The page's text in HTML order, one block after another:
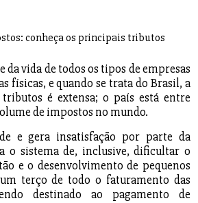
vida de todos os tipos de empresas
físicas, e quando se trata do Brasil, a
é extensa; o país está entre
de impostos no mundo.
e gera insatisfação por parte da
o sistema de, inclusive, dificultar o
e o desenvolvimento de pequenos
terço de todo o faturamento das
destinado ao pagamento de